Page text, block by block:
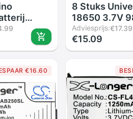
1S1P
Pro
902/903/912/920/920.W
8 Stuks
18650 3.7V
Oplaadbare
Batterijen Tip
Belangrijkste
Zaklamp
Adviesprijs:€17.39
€15.09
€16.60